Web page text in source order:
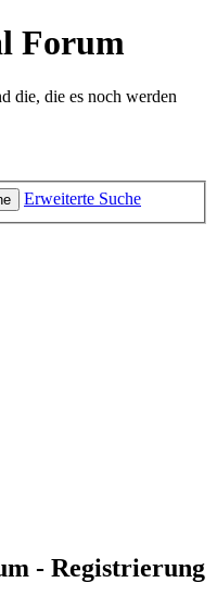
Forum
die, die es noch werden
Erweiterte Suche
- Registrierung